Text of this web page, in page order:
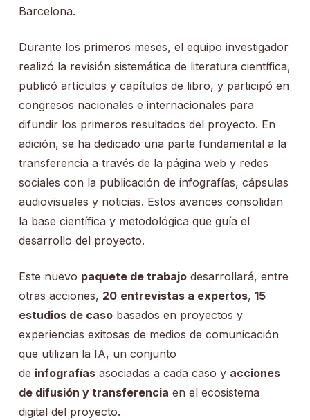
Barcelona.
Durante los primeros meses, el equipo investigador
realizó la revisión sistemática de literatura científica,
publicó artículos y capítulos de libro, y participó en
congresos nacionales e internacionales para
difundir los primeros resultados del proyecto. En
adición, se ha dedicado una parte fundamental a la
transferencia a través de la página web y redes
sociales con la publicación de infografías, cápsulas
audiovisuales y noticias. Estos avances consolidan
la base científica y metodológica que guía el
desarrollo del proyecto.
Este nuevo paquete de trabajodesarrollará, entre
otras acciones, 20 entrevistas a expertos, 15
estudios de casobasados en proyectos y
experiencias exitosas de medios de comunicación
que utilizan la IA, un conjunto
de infografíasasociadas a cada caso y acciones
de difusión y transferencia en el ecosistema
digital del proyecto.